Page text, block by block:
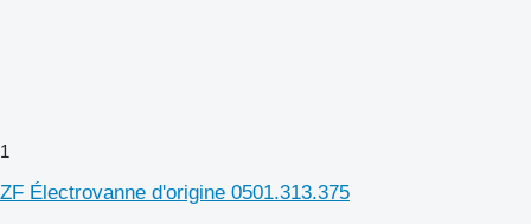
1
ZF Électrovanne d'origine 0501.313.375